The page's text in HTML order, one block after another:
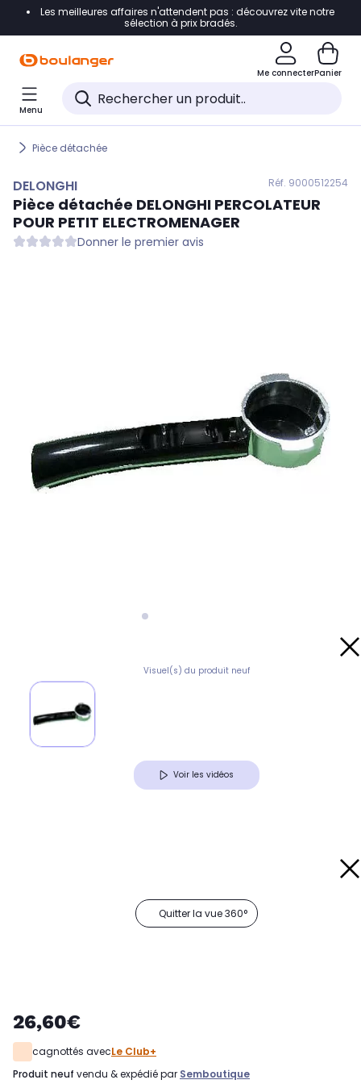
Accéder directement à la navigation
Accéder directement au pied de page
Accéder directement au chatbot
Les meilleures affaires n'attendent pas : découvrez vite notre
sélection à prix bradés.
Me connecterPanier
Menu
Pièce détachée
DELONGHI Réf. 9000512254
Pièce détachée DELONGHI PERCOLATEUR
POUR PETIT ELECTROMENAGER
Donner le premier avis
Visuel(s) du produit neuf
Voir les vidéos
Quitter la vue 360°
26,60€
cagnottés avecLe Club+
produit neuf vendu & expédié par Semboutique